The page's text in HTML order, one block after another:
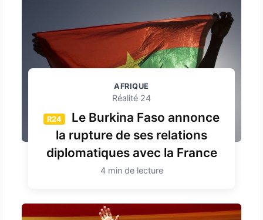
AFRIQUE
Réalité 24
R24
Le Burkina Faso annonce
la rupture de ses relations
diplomatiques avec la France
4 min de lecture